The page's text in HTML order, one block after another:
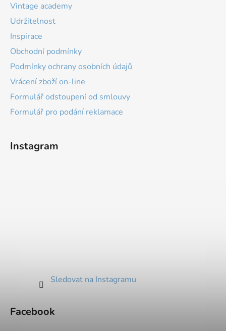
Vintage academy
Udržitelnost
Inspirace
Obchodní podmínky
Podmínky ochrany osobních údajů
Vrácení zboží on-line
Formulář odstoupení od smlouvy
Formulář pro podání reklamace
Instagram
Sledovat na Instagramu
Facebook